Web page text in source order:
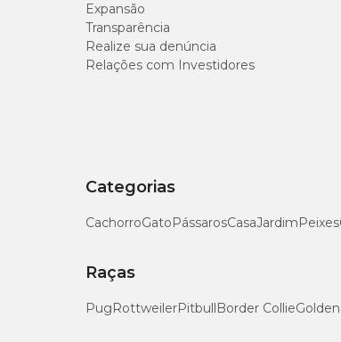
Expansão
Transparência
Realize sua denúncia
Relações com Investidores
Categorias
CachorroGatoPássarosCasaJardimPeixes
Raças
PugRottweilerPitbullBorder Collie